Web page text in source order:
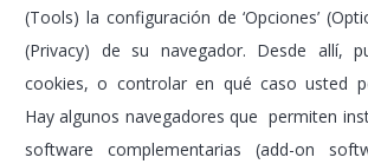
(Tools) la configuración de ‘Opciones’
(Privacy) de su navegador. Desde allí,
cookies, o controlar en qué caso usted
Hay algunos navegadores que permiten
software complementarias (add-on